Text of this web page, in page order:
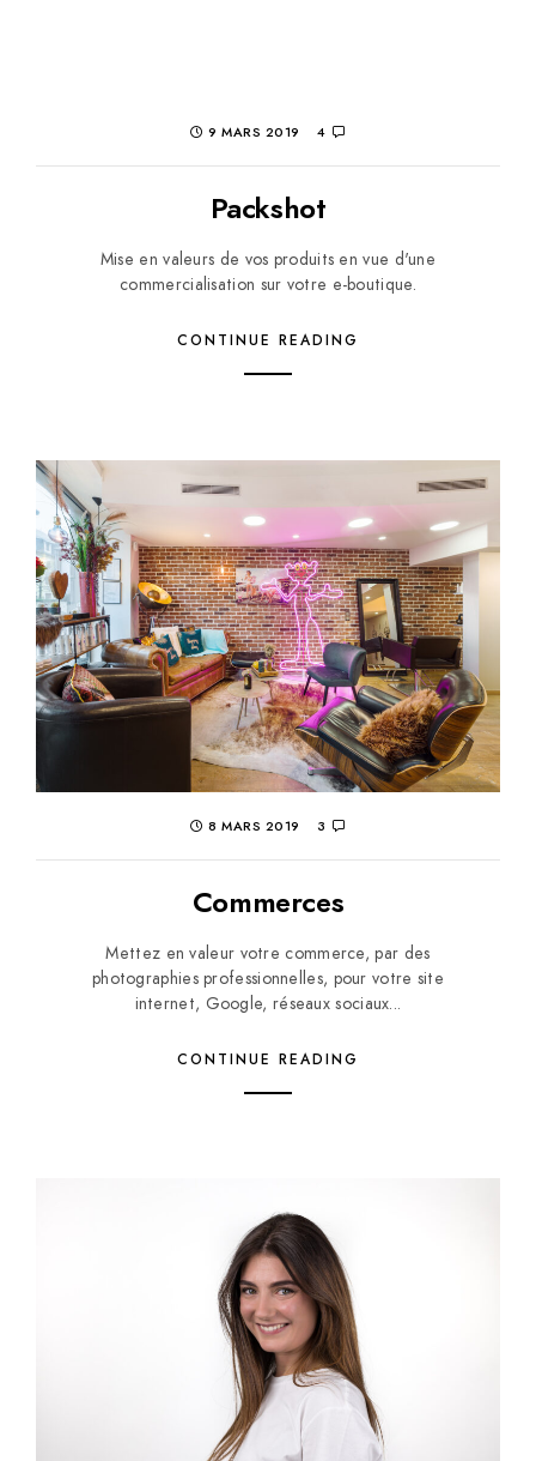
9 MARS 2019 4
Packshot
Mise en valeurs de vos produits en vue d'une
commercialisation sur votre e-boutique.
CONTINUE READING
8 MARS 2019 3
Commerces
Mettez en valeur votre commerce, par des
photographies professionnelles, pour votre site
internet, Google, réseaux sociaux...
CONTINUE READING